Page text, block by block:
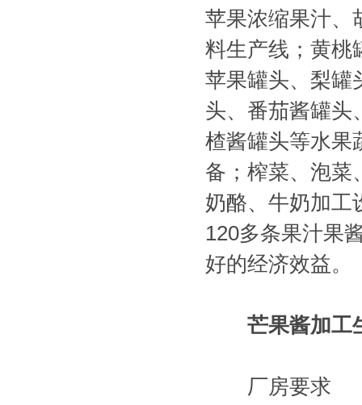
苹果浓缩果汁、
料生产线；黄桃
苹果罐头、梨罐
头、番茄酱罐头
楂酱罐头等水果
备；榨菜、泡菜
奶酪、牛奶加工
120多条果汁果
好的经济效益。
芒果酱加工
厂房要求